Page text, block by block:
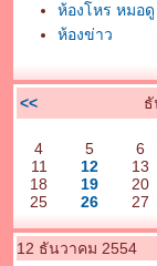
ห้องโหร หมอดู
ห้องข่าว
<< ธั
4
5 6
11
12 13
18
19 20
25
26 27
12 ธันวาคม 2554